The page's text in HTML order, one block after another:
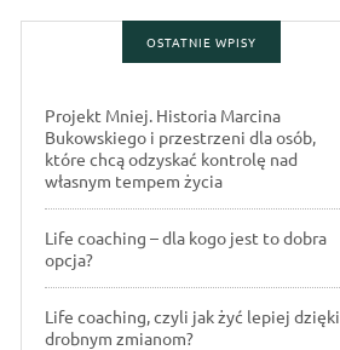
OSTATNIE WPISY
Projekt Mniej. Historia Marcina
Bukowskiego i przestrzeni dla osób,
które chcą odzyskać kontrolę nad
własnym tempem życia
Life coaching – dla kogo jest to dobra
opcja?
Life coaching, czyli jak żyć lepiej dzięki
drobnym zmianom?